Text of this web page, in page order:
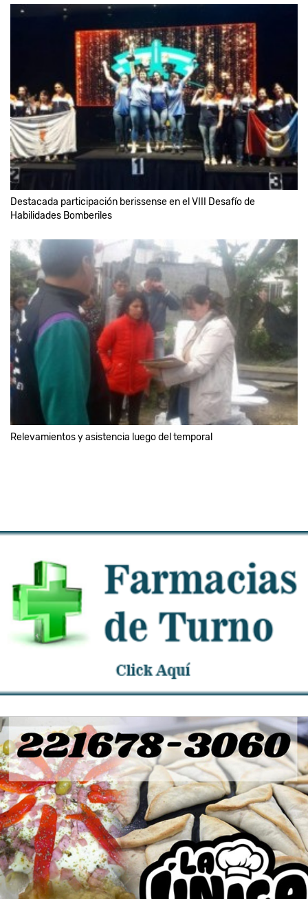
Destacada participación berissense en el VIII Desafío de
Habilidades Bomberiles
Relevamientos y asistencia luego del temporal